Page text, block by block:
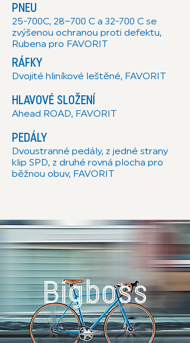
Bigboss
PNEU
25-700C, 28–700 C a 32-700 C se
zvýšenou ochranou proti defektu,
Rubena pro FAVORIT
RÁFKY
Dvojité hliníkové leštěné, FAVORIT
HLAVOVÉ SLOŽENÍ
Ahead ROAD, FAVORIT
PEDÁLY
Dvoustranné pedály, z jedné strany
klip SPD, z druhé rovná plocha pro
běžnou obuv, FAVORIT